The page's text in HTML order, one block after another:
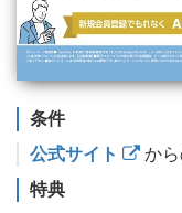
条件
公式サイト
か
特典